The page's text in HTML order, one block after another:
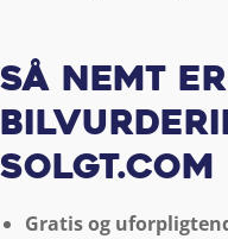
Så nemt
Solgt.com
Gratis og